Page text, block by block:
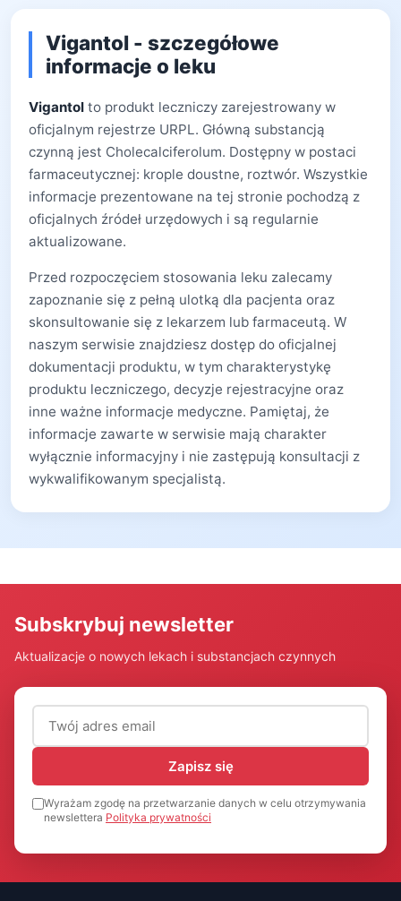
Vigantol - szczegółowe
informacje o leku
Vigantol to produkt leczniczy zarejestrowany w
oficjalnym rejestrze URPL. Główną substancją
czynną jest Cholecalciferolum. Dostępny w postaci
farmaceutycznej: krople doustne, roztwór. Wszystkie
informacje prezentowane na tej stronie pochodzą z
oficjalnych źródeł urzędowych i są regularnie
aktualizowane.
Przed rozpoczęciem stosowania leku zalecamy
zapoznanie się z pełną ulotką dla pacjenta oraz
skonsultowanie się z lekarzem lub farmaceutą. W
naszym serwisie znajdziesz dostęp do oficjalnej
dokumentacji produktu, w tym charakterystykę
produktu leczniczego, decyzje rejestracyjne oraz
inne ważne informacje medyczne. Pamiętaj, że
informacje zawarte w serwisie mają charakter
wyłącznie informacyjny i nie zastępują konsultacji z
wykwalifikowanym specjalistą.
Subskrybuj newsletter
Aktualizacje o nowych lekach i substancjach czynnych
Adres email (wymagany)
Zapisz się
Wyrażam zgodę na przetwarzanie danych w celu otrzymywania
newslettera Polityka prywatności